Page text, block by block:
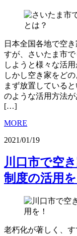
日本全国各地で空
すが、さいたま市
しようと様々な活用
しかし空き家をど
まず放置している
のような活用方法が
[…]
MORE
2021/01/19
川口市で空
制度の活用を
老朽化が著しく、